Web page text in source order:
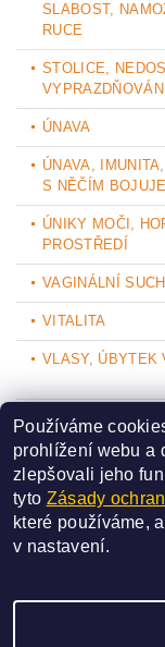
SLABOST,
RUCE
STOLICE,
VYPRAZDŇOVÁNÍ
ÚNAVA
ÚNAVA,
S NĚČÍM BOJUJE
ÚNIKY MOČI,
PROSTŘEDÍ
VAGINÁLNÍ
VITALITA
VLASY, ÚBYTEK
VLASY, RŮST
PODPORA
VYTÉKÁNÍ,
POCHVA
ZÁSTAVA
Používáme
prohlížení webu a
zlepšovali jeho
tyto Zásady
které používáme,
v nastavení.